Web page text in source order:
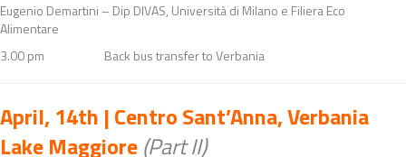
Eugenio Demartini – Dip DIVAS, Università di Milano e Filiera Eco
Alimentare
3.00 pm Back bus transfer to Verbania
April, 14th | Centro Sant’Anna, Verbania
Lake Maggiore(Part II)